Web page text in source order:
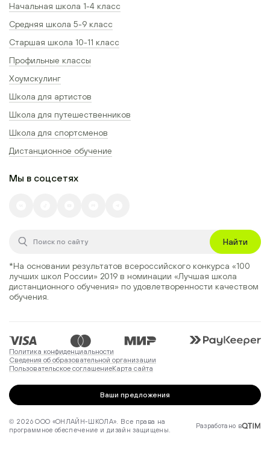
Начальная школа 1-4 класс
Средняя школа 5-9 класс
Старшая школа 10-11 класс
Профильные классы
Хоумскулинг
Школа для артистов
Школа для путешественников
Школа для спортсменов
Дистанционное обучение
Мы в соцсетях
Найти
*На основании результатов всероссийского конкурса «100
лучших школ России» 2019 в номинации «Лучшая школа
дистанционного обучения» по удовлетворенности качеством
обучения.
Политика конфиденциальности
Сведения об образовательной организации
Пользовательское соглашениеКарта сайта
Ваши предложения
© 2026 ООО «ОНЛАЙН-ШКОЛА». Все права на
программное обеспечение и дизайн защищены.
Разработано в